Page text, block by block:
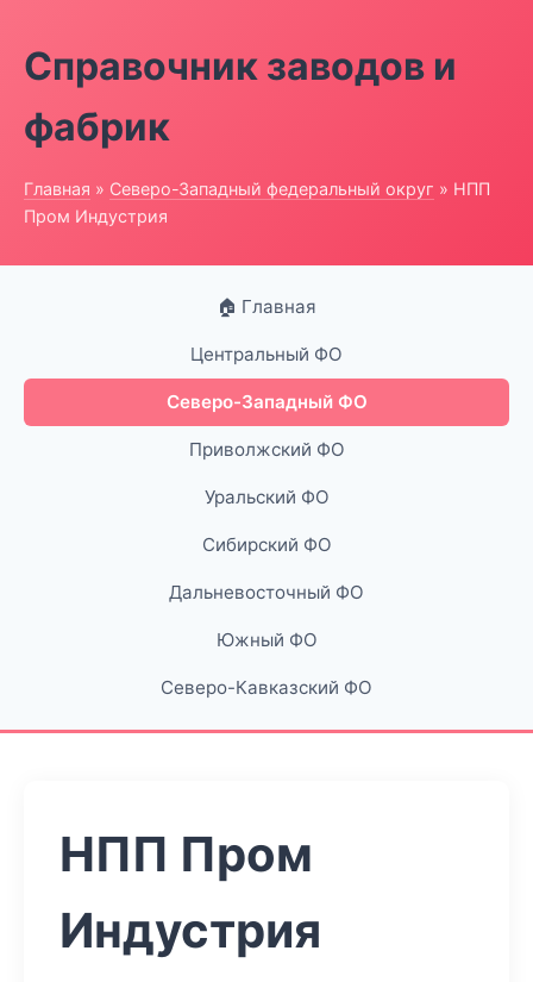
Справочник заводов и
фабрик
Главная » Северо-Западный федеральный округ » НПП
Пром Индустрия
🏠 Главная
Центральный ФО
Северо-Западный ФО
Приволжский ФО
Уральский ФО
Сибирский ФО
Дальневосточный ФО
Южный ФО
Северо-Кавказский ФО
НПП Пром
Индустрия